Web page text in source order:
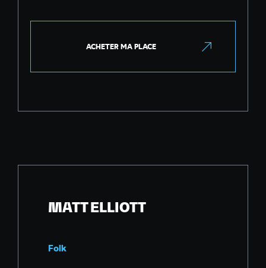
ACHETER MA PLACE
MATT ELLIOTT
Folk